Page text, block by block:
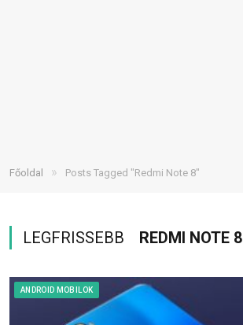
Főoldal » Posts Tagged "Redmi Note 8"
LEGFRISSEBB REDMI NOTE 8
ANDROID MOBILOK